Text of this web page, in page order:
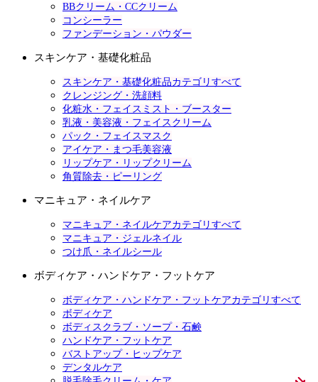
BBクリーム・CCクリーム
コンシーラー
ファンデーション・パウダー
スキンケア・基礎化粧品
スキンケア・基礎化粧品カテゴリすべて
クレンジング・洗顔料
化粧水・フェイスミスト・ブースター
乳液・美容液・フェイスクリーム
パック・フェイスマスク
アイケア・まつ毛美容液
リップケア・リップクリーム
角質除去・ピーリング
マニキュア・ネイルケア
マニキュア・ネイルケアカテゴリすべて
マニキュア・ジェルネイル
つけ爪・ネイルシール
ボディケア・ハンドケア・フットケア
ボディケア・ハンドケア・フットケアカテゴリすべて
ボディケア
ボディスクラブ・ソープ・石鹸
ハンドケア・フットケア
バストアップ・ヒップケア
デンタルケア